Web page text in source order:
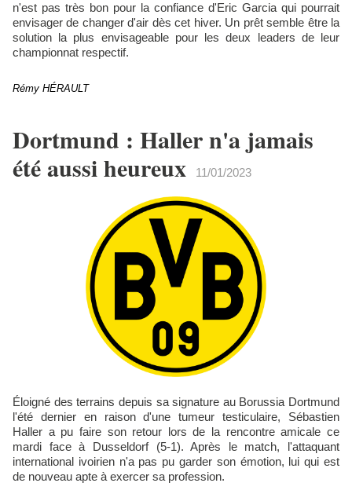
n'est pas très bon pour la confiance d'Eric Garcia qui pourrait
envisager de changer d'air dès cet hiver. Un prêt semble être la
solution la plus envisageable pour les deux leaders de leur
championnat respectif.
Rémy HÉRAULT
​Dortmund : Haller n'a jamais
été aussi heureux
11/01/2023
​Éloigné des terrains depuis sa signature au Borussia Dortmund
l'été dernier en raison d'une tumeur testiculaire, Sébastien
Haller a pu faire son retour lors de la rencontre amicale ce
mardi face à Dusseldorf (5-1). Après le match, l'attaquant
international ivoirien n'a pas pu garder son émotion, lui qui est
de nouveau apte à exercer sa profession.